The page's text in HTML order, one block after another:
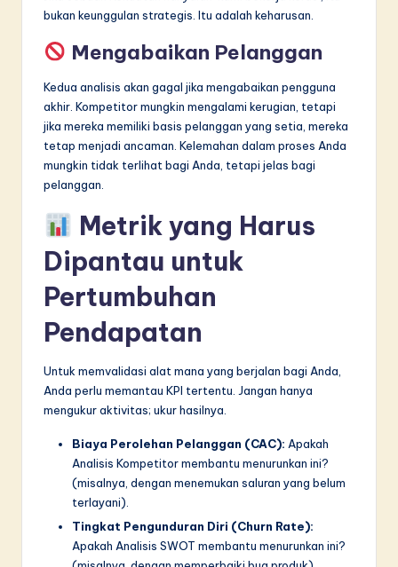
bukan keunggulan strategis. Itu adalah keharusan.
Mengabaikan Pelanggan
Kedua analisis akan gagal jika mengabaikan pengguna
akhir. Kompetitor mungkin mengalami kerugian, tetapi
jika mereka memiliki basis pelanggan yang setia, mereka
tetap menjadi ancaman. Kelemahan dalam proses Anda
mungkin tidak terlihat bagi Anda, tetapi jelas bagi
pelanggan.
Metrik yang Harus
Dipantau untuk
Pertumbuhan
Pendapatan
Untuk memvalidasi alat mana yang berjalan bagi Anda,
Anda perlu memantau KPI tertentu. Jangan hanya
mengukur aktivitas; ukur hasilnya.
Biaya Perolehan Pelanggan (CAC): Apakah
Analisis Kompetitor membantu menurunkan ini?
(misalnya, dengan menemukan saluran yang belum
terlayani).
Tingkat Pengunduran Diri (Churn Rate):
Apakah Analisis SWOT membantu menurunkan ini?